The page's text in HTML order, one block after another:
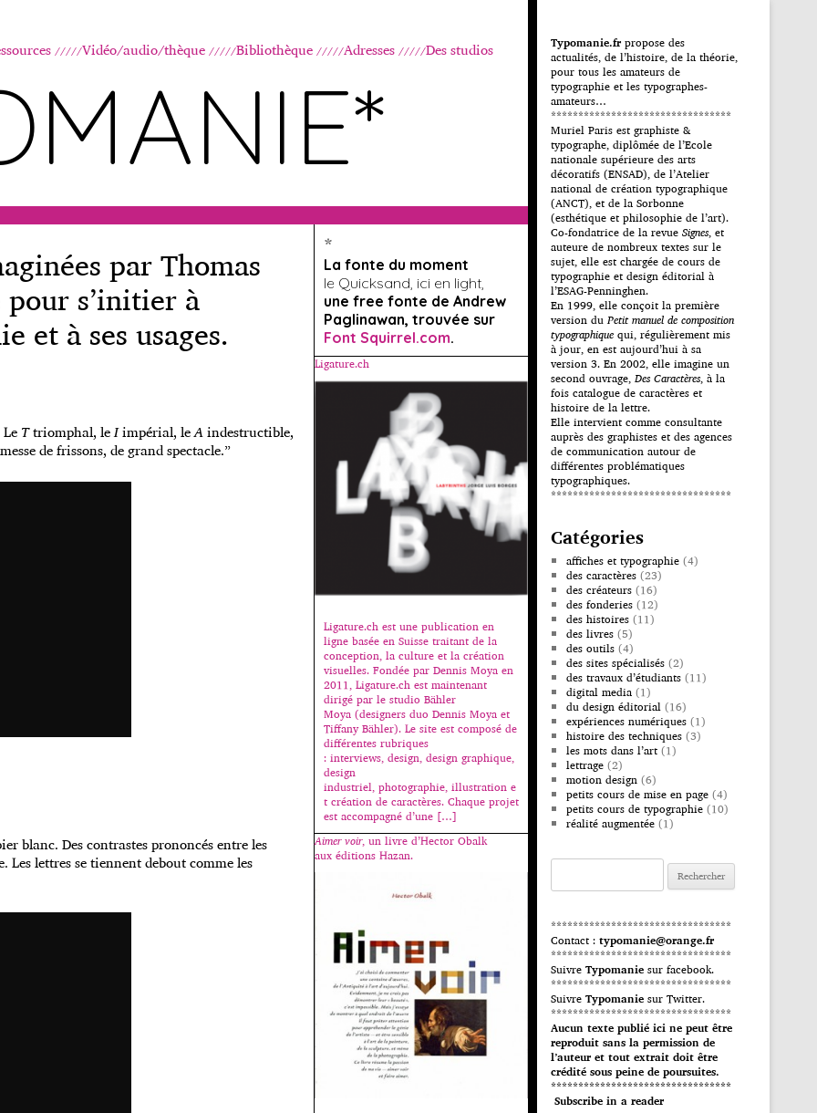
Vidéo/audio/thèque Bibliothèque Adresses Des studios
par Thomas
s’initier à
et à ses usages.
Ttriomphal, leIimpérial, leAindestructible,
de frissons, de grand spectacle.”
blanc. Des contrastes prononcés entre les
lettres se tiennent debout comme les
*
La fonte du moment
le Quicksand, ici en light,
une free fonte de Andrew
Paglinawan, trouvée sur
Font Squirrel.com.
Ligature.ch
Ligature.ch est une publication en
ligne basée en Suisse traitant de la
conception, la culture et la création
visuelles. Fondée par Dennis Moya en
2011, Ligature.ch est maintenant
dirigé par le studio Bähler
Moya (designers duo Dennis Moya et
Tiffany Bähler). Le site est composé de
différentes rubriques
: interviews, design, design graphique,
design
industriel, photographie, illustration e
t création de caractères. Chaque projet
est accompagné d’une […]
Aimer voir, un livre d’Hector Obalk
aux éditions Hazan.
Typomanie.fr propose des
actualités, de l’histoire, de la théorie,
pour tous les amateurs de
typographie et les typographes-
amateurs…
*********************************
Muriel Paris est graphiste &
typographe, diplômée de l’Ecole
nationale supérieure des arts
décoratifs (ENSAD), de l’Atelier
national de création typographique
(ANCT), et de la Sorbonne
(esthétique et philosophie de l’art).
Co-fondatrice de la revue Signes, et
auteure de nombreux textes sur le
sujet, elle est chargée de cours de
typographie et design éditorial à
l’ESAG-Penninghen.
En 1999, elle conçoit la première
version duPetit manuel de composition
typographique qui, régulièrement mis
à jour, en est aujourd’hui à sa
version 3. En 2002, elle imagine un
second ouvrage, Des Caractères, à la
fois catalogue de caractères et
histoire de la lettre.
Elle intervient comme consultante
auprès des graphistes et des agences
de communication autour de
différentes problématiques
typographiques.
*********************************
Catégories
affiches et typographie (4)
des caractères (23)
des créateurs (16)
des fonderies (12)
des histoires (11)
des livres (5)
des outils (4)
des sites spécialisés (2)
des travaux d’étudiants (11)
digital media (1)
du design éditorial (16)
expériences numériques (1)
histoire des techniques (3)
les mots dans l’art (1)
lettrage (2)
motion design (6)
petits cours de mise en page (4)
petits cours de typographie (10)
réalité augmentée (1)
Rechercher :
*********************************
Contact : typomanie@orange.fr
*********************************
Suivre Typomanie sur facebook.
*********************************
Suivre Typomanie sur Twitter.
*********************************
Aucun texte publié ici ne peut être
reproduit sans la permission de
l’auteur et tout extrait doit être
crédité sous peine de poursuites.
*********************************
Subscribe in a reader